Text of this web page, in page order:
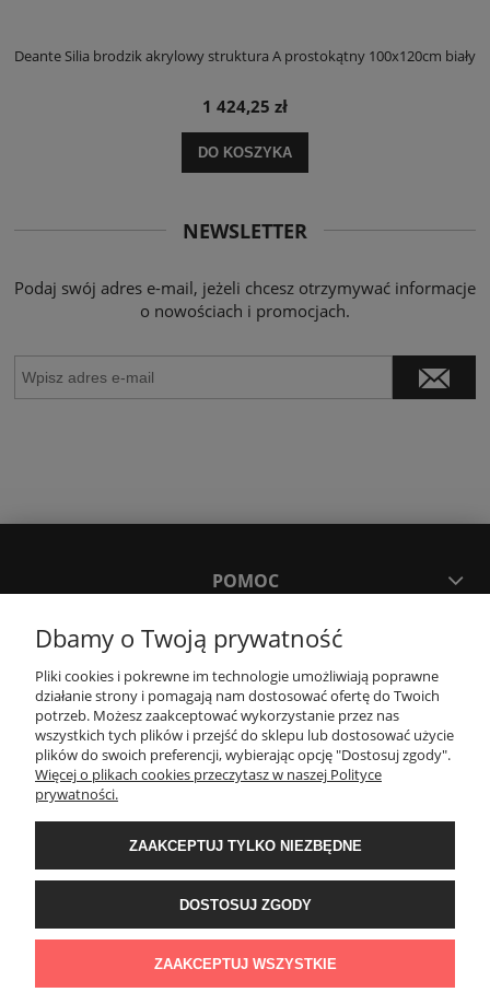
Deante Silia brodzik akrylowy struktura A prostokątny 100x120cm biały
1 424,25 zł
DO KOSZYKA
NEWSLETTER
Podaj swój adres e-mail, jeżeli chcesz otrzymywać informacje
o nowościach i promocjach.
POMOC
MOJE KONTO
PŁATNOŚCI I DOSTAWA
KONTAKT
Wyposażenie łazienek Łazienki.eco | Pawła 23, 41-708 Ruda Śląska | E-mail:
sklep@lazienki.eco | Tel.: 600 012 164 lub 600 012 159 | TGS Przemysław
Stoń | NIP: 6312213594 | REGON: 276403698
Dbamy o Twoją prywatność
Pliki cookies i pokrewne im technologie umożliwiają poprawne
działanie strony i pomagają nam dostosować ofertę do Twoich
potrzeb. Możesz zaakceptować wykorzystanie przez nas
wszystkich tych plików i przejść do sklepu lub dostosować użycie
plików do swoich preferencji, wybierając opcję "Dostosuj zgody".
Więcej o plikach cookies przeczytasz w naszej Polityce
prywatności.
ZAAKCEPTUJ TYLKO NIEZBĘDNE
DOSTOSUJ ZGODY
ZAAKCEPTUJ WSZYSTKIE